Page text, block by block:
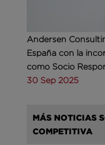
Andersen
España con la
como Socio
30 Sep 2025
MÁS NOTICIAS
COMPETITIVA